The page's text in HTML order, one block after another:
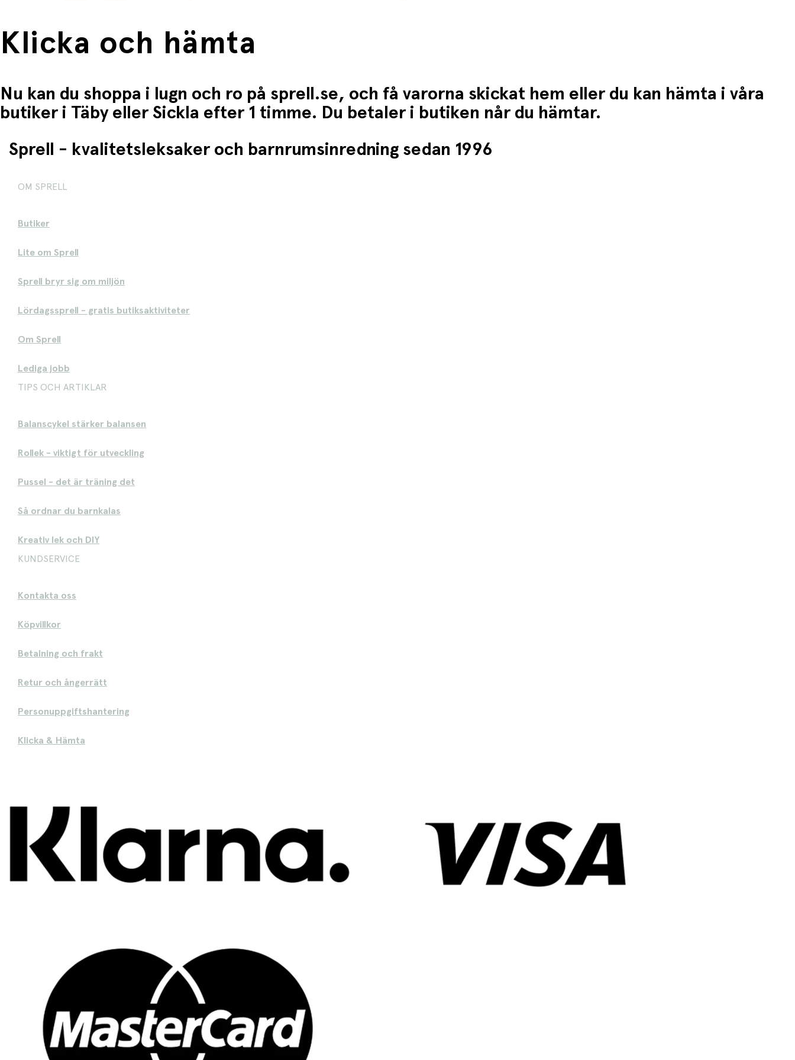
Klicka och hämta
Nu kan du shoppa i lugn och ro på sprell.se, och få varorna skickat hem eller du kan hämta i våra
butiker i Täby eller Sickla efter 1 timme. Du betaler i butiken når du hämtar.
Sprell - kvalitetsleksaker och barnrumsinredning sedan 1996
OM SPRELL
Butiker
Lite om Sprell
Sprell bryr sig om miljön
Lördagssprell - gratis butiksaktiviteter
Om Sprell
Lediga jobb
TIPS OCH ARTIKLAR
Balanscykel stärker balansen
Rollek - viktigt för utveckling
Pussel - det är träning det
Så ordnar du barnkalas
Kreativ lek och DIY
KUNDSERVICE
Kontakta oss
Köpvillkor
Betalning och frakt
Retur och ångerrätt
Personuppgiftshantering
Klicka & Hämta